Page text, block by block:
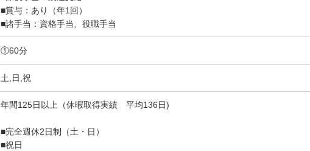
■賞与：あり（年1回）
■諸手当：資格手当、役職手当
①60分
土,日,祝
年間125日以上（休暇取得実績 平均136日)
■完全週休2日制（土・日）
■祝日